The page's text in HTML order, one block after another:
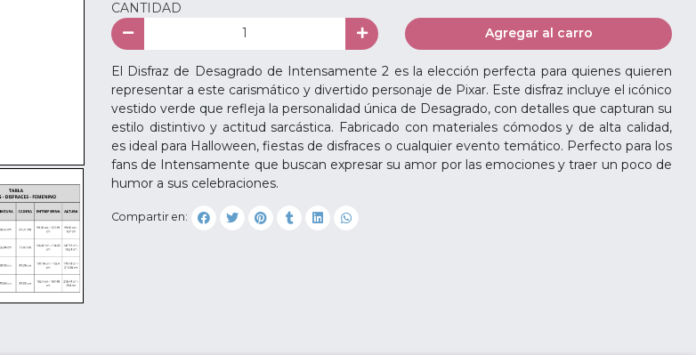
CANTIDAD
Agregar al carro
El Disfraz de Desagrado de Intensamente 2 es la elección perfecta para quienes quieren
representar a este carismático y divertido personaje de Pixar. Este disfraz incluye el icónico
vestido verde que refleja la personalidad única de Desagrado, con detalles que capturan su
estilo distintivo y actitud sarcástica. Fabricado con materiales cómodos y de alta calidad,
es ideal para Halloween, fiestas de disfraces o cualquier evento temático. Perfecto para los
fans de Intensamente que buscan expresar su amor por las emociones y traer un poco de
humor a sus celebraciones.
Compartir en: